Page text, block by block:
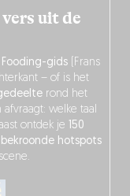
uit de
gids (Frans
– of is het
rond het
afvraagt: welke taal
ontdek je 150
bekroonde hotspots